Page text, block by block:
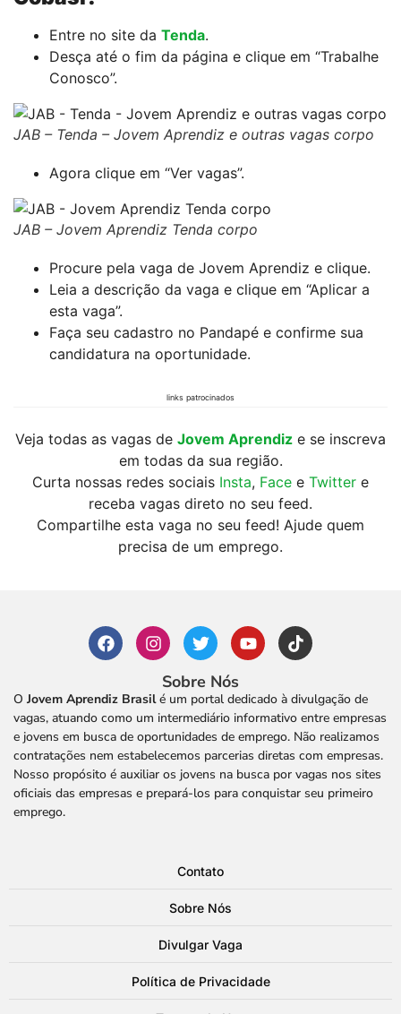
Entre no site da Tenda.
Desça até o fim da página e clique em “Trabalhe
Conosco”.
JAB – Tenda – Jovem Aprendiz e outras vagas corpo
Agora clique em “Ver vagas”.
JAB – Jovem Aprendiz Tenda corpo
Procure pela vaga de Jovem Aprendiz e clique.
Leia a descrição da vaga e clique em “Aplicar a
esta vaga”.
Faça seu cadastro no Pandapé e confirme sua
candidatura na oportunidade.
links patrocinados
Veja todas as vagas de Jovem Aprendiz e se inscreva
em todas da sua região.
Curta nossas redes sociais Insta, Face e Twitter e
receba vagas direto no seu feed.
Compartilhe esta vaga no seu feed! Ajude quem
precisa de um emprego.
Sobre Nós
O Jovem Aprendiz Brasilé um portal dedicado à divulgação de
vagas, atuando como um intermediário informativo entre empresas
e jovens em busca de oportunidades de emprego. Não realizamos
contratações nem estabelecemos parcerias diretas com empresas.
Nosso propósito é auxiliar os jovens na busca por vagas nos sites
oficiais das empresas e prepará-los para conquistar seu primeiro
emprego.
Contato
Sobre Nós
Divulgar Vaga
Política de Privacidade